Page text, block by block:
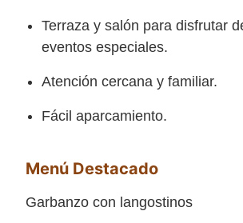
Terraza y salón para disfrutar
eventos especiales.
Atención cercana y familiar.
Fácil aparcamiento.
Menú Destacado
Garbanzo con langostinos